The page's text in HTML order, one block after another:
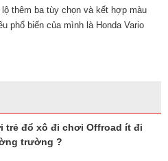
thêm ba tùy chọn và kết hợp màu
phổ biến của mình là Honda Vario
trẻ đổ xô đi chơi Offroad ít đi
trường ?